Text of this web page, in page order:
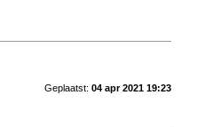
Geplaatst: 04 apr 2021 19:23